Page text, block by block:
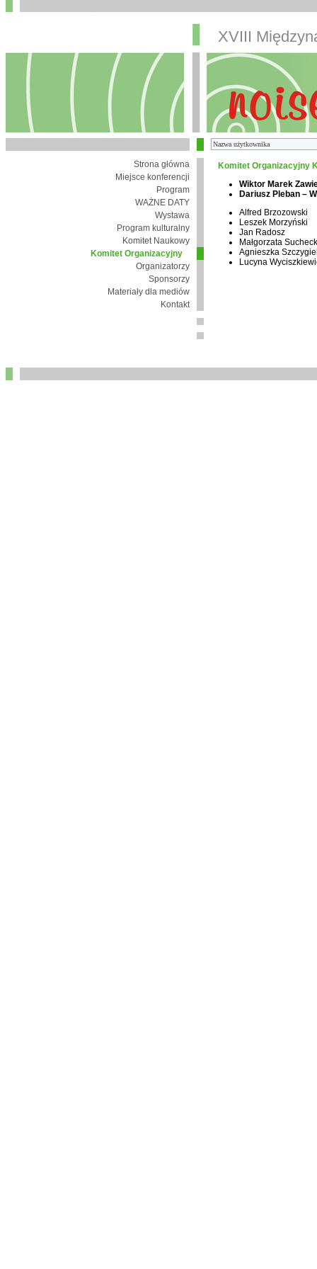
XVIII
Strona główna
Miejsce konferencji
Program
WAŻNE DATY
Wystawa
Program kulturalny
Komitet Naukowy
Komitet Organizacyjny
Organizatorzy
Sponsorzy
Materiały dla mediów
Kontakt
Komitet Organizacyjny
Wiktor Marek
Dariusz Pleban –
Alfred Brzozowski
Leszek Morzyński
Jan Radosz
Małgorzata
Agnieszka
Lucyna